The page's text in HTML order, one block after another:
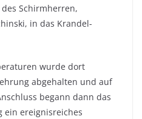
Schirmherren,
in das Krandel-
wurde dort
abgehalten und auf
begann dann das
ein ereignisreiches